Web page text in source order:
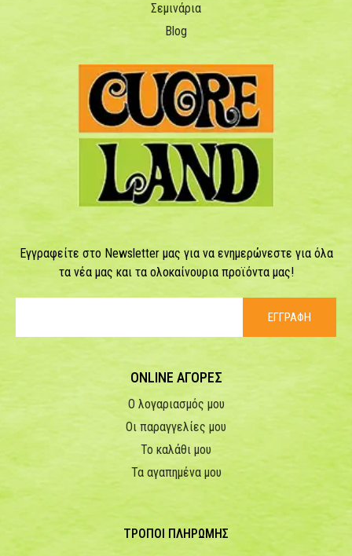
Σεμινάρια
Blog
Εγγραφείτε στο Newsletter μας για να ενημερώνεστε για όλα
τα νέα μας και τα ολοκαίνουρια προϊόντα μας!
ΕΓΓΡΑΦΗ
ONLINE ΑΓΟΡΕΣ
Ο λογαριασμός μου
Οι παραγγελίες μου
Το καλάθι μου
Τα αγαπημένα μου
ΤΡΟΠΟΙ ΠΛΗΡΩΜΗΣ